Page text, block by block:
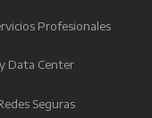
Profesionales
Data Center
Seguras